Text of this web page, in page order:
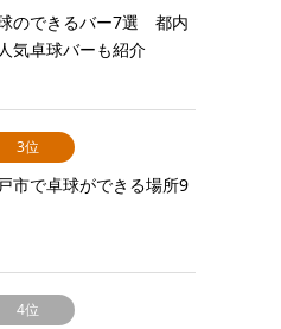
のできるバー7選 都内
気卓球バーも紹介
3位
市で卓球ができる場所9
4位